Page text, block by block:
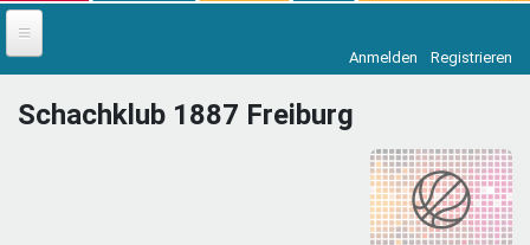
Startseite
News
Anmelden Registrieren
Schachklub 1887 Freiburg